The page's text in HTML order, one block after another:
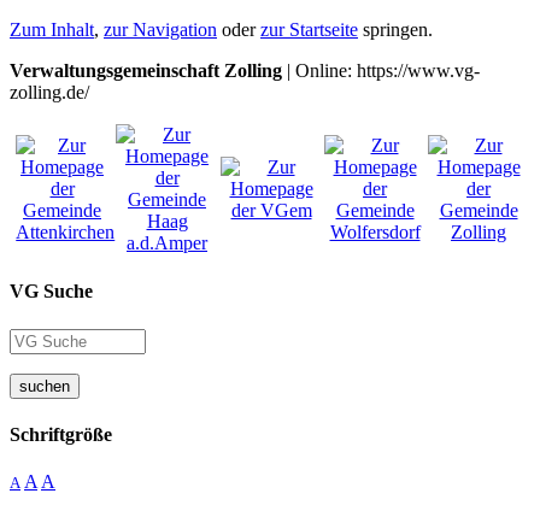
Zum Inhalt, zur Navigation oderzur Startseite springen.
Verwaltungsgemeinschaft Zolling | Online: https://www.vg-
zolling.de/
VG Suche
suchen
Schriftgröße
A A A